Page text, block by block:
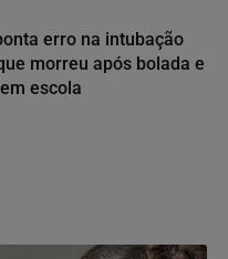
erro na intubação
morreu após bolada e
escola